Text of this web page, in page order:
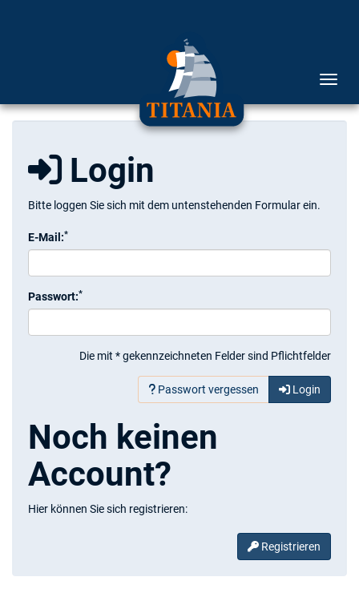
Menü
Login
Bitte loggen Sie sich mit dem untenstehenden Formular ein.
E-Mail:*
Passwort:*
Die mit * gekennzeichneten Felder sind Pflichtfelder
Passwort vergessen Login
Noch keinen
Account?
Hier können Sie sich registrieren:
Registrieren